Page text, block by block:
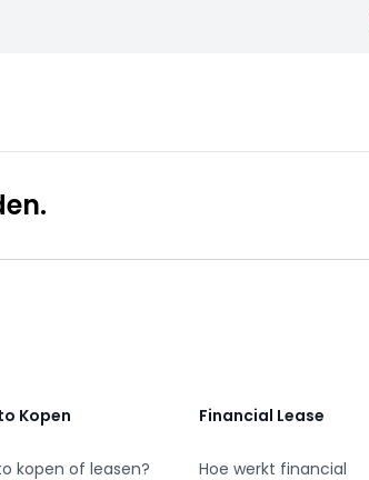
Kopen
kopen of leasen?
Financial Lease
Hoe werkt financial